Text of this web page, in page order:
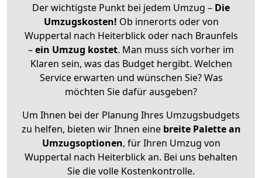
Der wichtigste Punkt bei jedem Umzug – Die
Umzugskosten! Ob innerorts oder von
Wuppertal nach Heiterblick oder nach Braunfels
–ein Umzug kostet. Man muss sich vorher im
Klaren sein, was das Budget hergibt. Welchen
Service erwarten und wünschen Sie? Was
möchten Sie dafür ausgeben?
Um Ihnen bei der Planung Ihres Umzugsbudgets
zu helfen, bieten wir Ihnen eine breite Palette an
Umzugsoptionen, für Ihren Umzug von
Wuppertal nach Heiterblick an. Bei uns behalten
Sie die volle Kostenkontrolle.